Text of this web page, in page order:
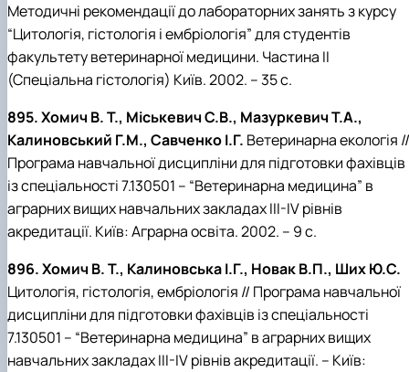
Методичні рекомендації до лабораторних занять з курсу
“Цитологія, гістологія і ембріологія” для студентів
факультету ветеринарної медицини. Частина ІІ
(Спеціальна гістологія) Київ. 2002. – 35 с.
895. Хомич В. Т., Міськевич С.В., Мазуркевич Т.А.,
Калиновський Г.М., Савченко І.Г. Ветеринарна екологія //
Програма навчальної дисципліни для підготовки фахівців
із спеціальності 7.130501 – “Ветеринарна медицина” в
аграрних вищих навчальних закладах ІІІ-ІV рівнів
акредитації. Київ: Аграрна освіта. 2002. – 9 с.
896. Хомич В. Т., Калиновська І.Г., Новак В.П., Ших Ю.С.
Цитологія, гістологія, ембріологія // Програма навчальної
дисципліни для підготовки фахівців із спеціальності
7.130501 – “Ветеринарна медицина” в аграрних вищих
навчальних закладах ІІІ-ІV рівнів акредитації. – Київ: